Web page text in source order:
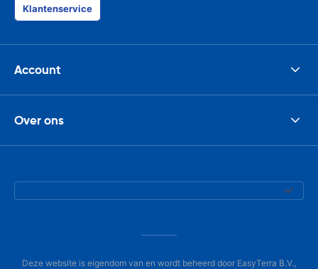
Klantenservice
Account
Over ons
Deze website is eigendom van en wordt beheerd door EasyTerra B.V.,